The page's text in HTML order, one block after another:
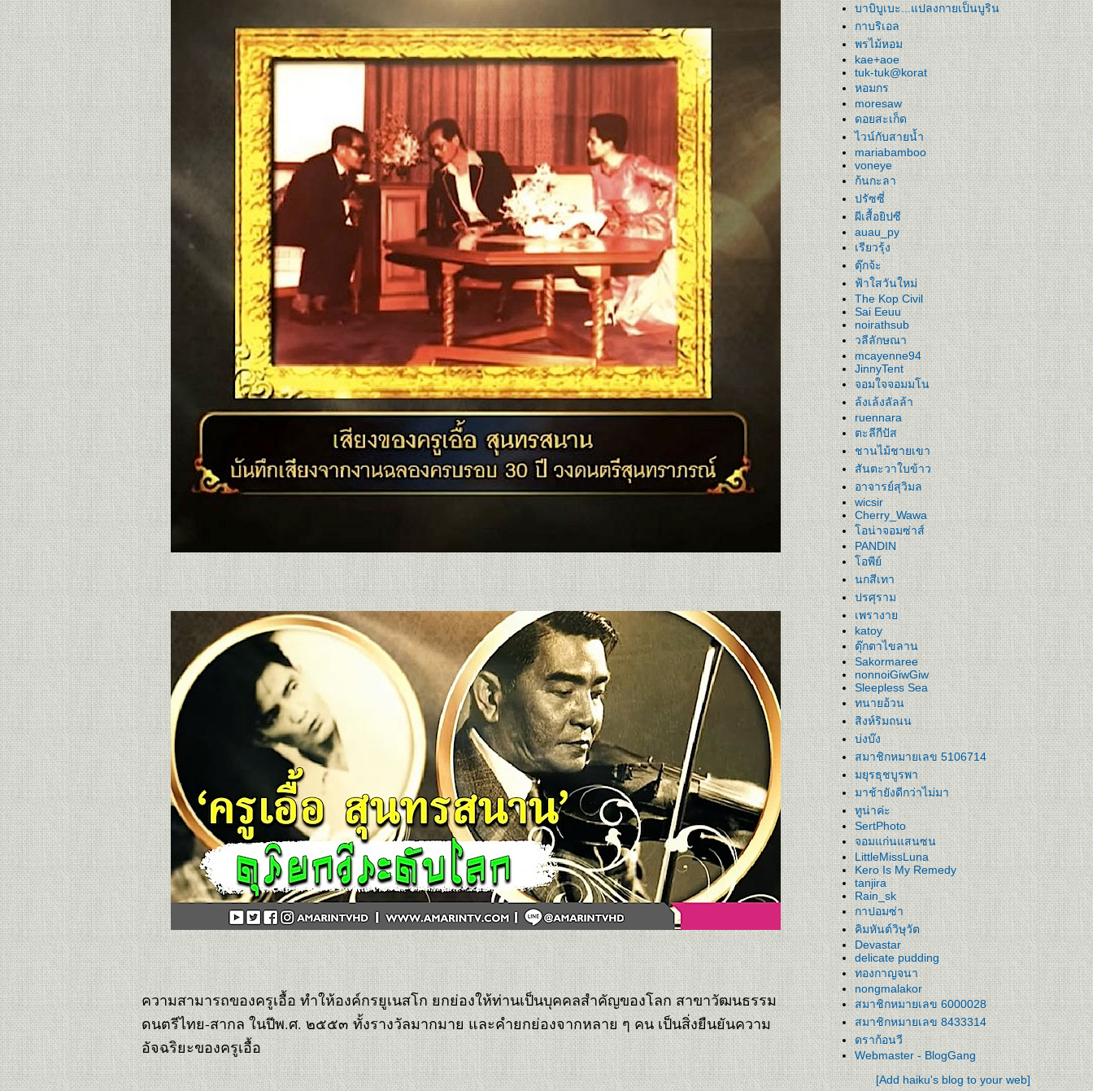
เพลง "ดอกฟ้าใน
มือโจร"
เพลง "บ้านเกิด
เมืองนอน ๒๕๖๔"
ครูแก้ว อัจฉริยะ
กุล อัจฉริยะคีตกวี
ห่งกรุง
รัตนโกสินทร์
เพลง "Bohemian
Rhapsody"
อำลา อาลัย...ครู
ชาลี อินทรวิจิตร
(๒)
อำลา อาลัย...ครู
ชาลี อินทรวิจิตร
The Golden
Song ปีนี้เชียร์
คุณหมอวิภู กำเห
นิดดี ค่ะ
เพลง "เดือนหงา
ที่ป่าซาง
เพลง "จะคอ
ขวัญใจ"
เพลง "สีชัง"
เพลง "ฝากรักเอา
ไว้ในเพลง"
The Golden
Song เวทีเพลง
เพราะ...เพลง
เพราะจริง ๆ ค่ะ
อำลา อาลัย...คุณ
ลุงสุเทพ วงศ์
กำแหง
คอนเสิร์ต "เพื่อ
ครู...ชาลี อินทร
วิจิตร & สุรพล
ทณะวณิก สอง
ศิลปินแห่งชาติ"
เพลง
"บุพเพสันนิวาส"
เพลง "จอมใจเวียง
ฟ้า"
อำลา-อาลัย ดอริ
ส เดย์ (๒)
เพลง "อุทยาน
ดอกไม้"
อำลา อาลัย...ดอริ
ส เดย์
ชวนไปชม
คอนเสิร์ตคุณฮาร์
ทกะคุณเอ็มค่ะ
คอนเสิร์ต "พลัง
ห่งรัก" แด่ สุเทพ
วงศ์กำแหง
นอร์แมน กิมเบล
นักแต่งคำร้องที่
เพราะราวบทกวี
คอนเสิร์ตรักคิดถึง
พี่รี่ สวลี ผกาพันธุ์
คอนเสิร์ต
"คิดถึง…ครูแจ๋ว"
๒๕๖๑ (B รียู
ความสามารถของครูเอื้อ ทำให้องค์กรยูเนสโก ยกย่องให้ท่านเป็นบุคคลสำคัญของโลก สาขาวัฒนธรรม
ดนตรีไทย-สากล ในปีพ.ศ. ๒๕๕๓ ทั้งรางวัลมากมาย และคำยกย่องจากหลาย ๆ คน เป็นสิ่งยืนยันความ
อัจฉริยะของครูเอื้อ
บาบิบูเบะ...แปลงกายเป็นบูริน
กาบริเอล
พรไม้หอม
kae+aoe
tuk-tuk@korat
หอมกร
moresaw
ดอยสะเก็ด
ไวน์กับสายน้ำ
mariabamboo
voneye
ก้นกะลา
ปรัซซี่
ผีเสื้อยิปซี
auau_py
เรียวรุ้ง
ตุ๊กจ้ะ
ฟ้าใสวันใหม่
The Kop Civil
Sai Eeuu
noirathsub
วลีลักษณา
mcayenne94
JinnyTent
จอมใจจอมมโน
ล้งเล้งลัลล้า
ruennara
ตะลีกีปัส
ชานไม้ชายเขา
สันตะวาใบข้าว
อาจารย์สุวิมล
wicsir
Cherry_Wawa
อน่าจอมซ่าส์
PANDIN
อพีย์
นกสีเทา
ปรศุราม
เพรางา
katoy
ตุ๊กตาไขลาน
Sakormaree
nonnoiGiwGiw
Sleepless Sea
ทนายอ้วน
สิงห์ริมถนน
บ่งบ๊ง
สมาชิกหมายเลข 5106714
มยุรธุชบูรพา
มาช้ายังดีกว่าไม่มา
ทูน่าค่ะ
SertPhoto
จอมแก่นแสนซน
LittleMissLuna
Kero Is My Remedy
tanjira
Rain_sk
กาปอมซ่า
คิมหันต์วิษุวัต
Devastar
delicate pudding
ทองกาญจนา
nongmalakor
สมาชิกหมายเลข 6000028
สมาชิกหมายเลข 8433314
ดราก้อนวี
Webmaster - BlogGang
[Add haiku's blog to your web]